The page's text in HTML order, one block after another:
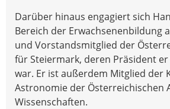
Darüber hinaus engagiert sich
Bereich der Erwachsenenbildung
und Vorstandsmitglied der
für Steiermark, deren Präsident er
war. Er ist außerdem Mitglied der
Astronomie der Österreichischen
Wissenschaften.